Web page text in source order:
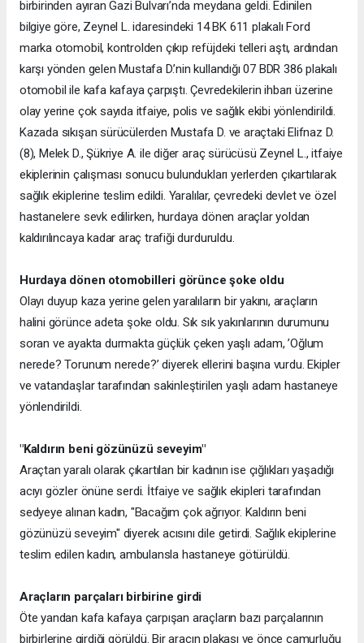
birbirinden ayıran Gazi Bulvarı’nda meydana geldi. Edinilen
bilgiye göre, Zeynel L. idaresindeki 14 BK 611 plakalı Ford
marka otomobil, kontrolden çıkıp refüjdeki telleri aştı, ardından
karşı yönden gelen Mustafa D.’nin kullandığı 07 BDR 386 plakalı
otomobil ile kafa kafaya çarpıştı. Çevredekilerin ihbarı üzerine
olay yerine çok sayıda itfaiye, polis ve sağlık ekibi yönlendirildi.
Kazada sıkışan sürücülerden Mustafa D. ve araçtaki Elifnaz D.
(8), Melek D., Şükriye A. ile diğer araç sürücüsü Zeynel L., itfaiye
ekiplerinin çalışması sonucu bulundukları yerlerden çıkartılarak
sağlık ekiplerine teslim edildi. Yaralılar, çevredeki devlet ve özel
hastanelere sevk edilirken, hurdaya dönen araçlar yoldan
kaldırılıncaya kadar araç trafiği durduruldu.
Hurdaya dönen otomobilleri görünce şoke oldu
Olayı duyup kaza yerine gelen yaralıların bir yakını, araçların
halini görünce adeta şoke oldu. Sık sık yakınlarının durumunu
soran ve ayakta durmakta güçlük çeken yaşlı adam, ’Oğlum
nerede? Torunum nerede?’ diyerek ellerini başına vurdu. Ekipler
ve vatandaşlar tarafından sakinleştirilen yaşlı adam hastaneye
yönlendirildi.
"Kaldırın beni gözünüzü seveyim"
Araçtan yaralı olarak çıkartılan bir kadının ise çığlıkları yaşadığı
acıyı gözler önüne serdi. İtfaiye ve sağlık ekipleri tarafından
sedyeye alınan kadın, "Bacağım çok ağrıyor. Kaldırın beni
gözünüzü seveyim" diyerek acısını dile getirdi. Sağlık ekiplerine
teslim edilen kadın, ambulansla hastaneye götürüldü.
Araçların parçaları birbirine girdi
Öte yandan kafa kafaya çarpışan araçların bazı parçalarının
birbirlerine girdiği görüldü. Bir aracın plakası ve önce çamurluğu